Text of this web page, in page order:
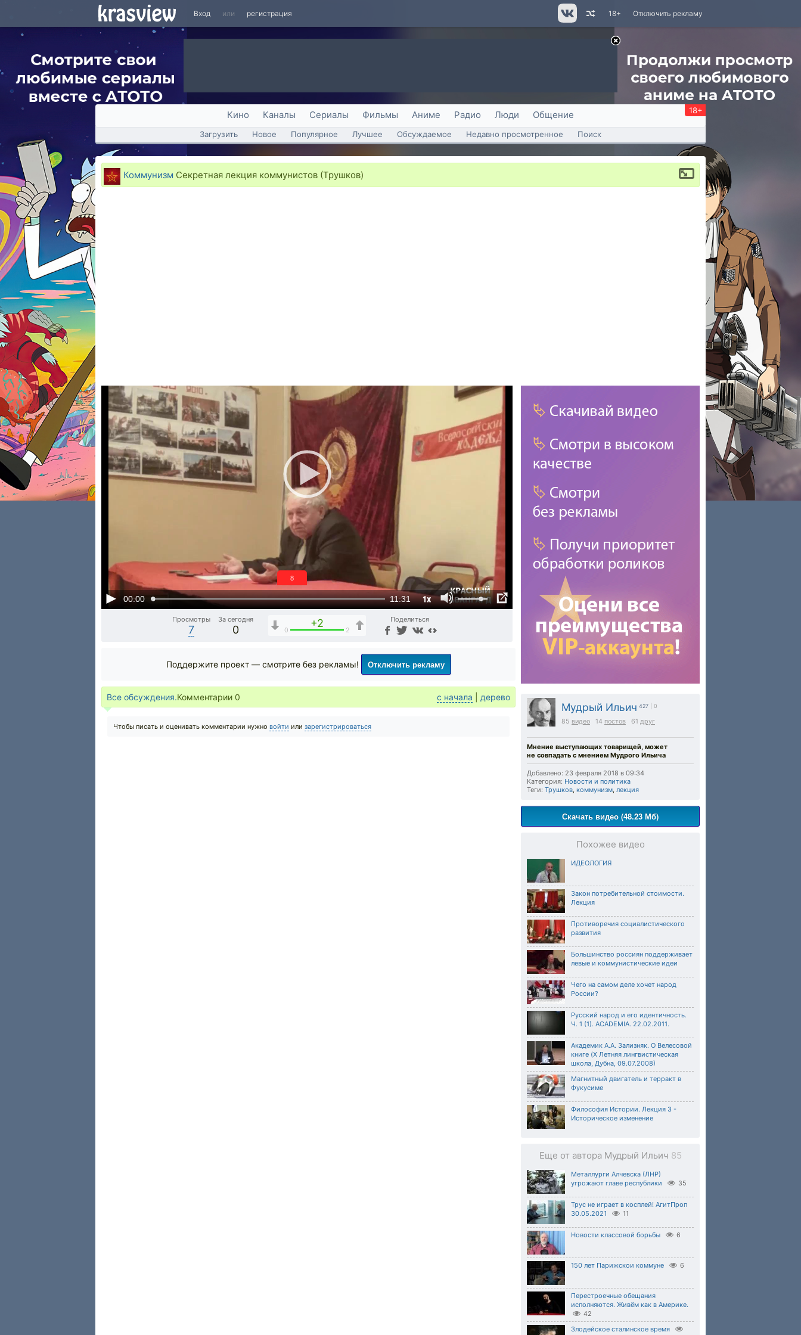
Вход или регистрация Отключить рекламу
18+
Кино Каналы Сериалы Фильмы Аниме Радио Люди Общение 18+
Загрузить Новое Популярное Лучшее Обсуждаемое Недавно просмотренное Поиск
Коммунизм Секретная лекция коммунистов (Трушков)
00:00 11:31 1x
7
Просмотры
7
За сегодня
0
+2
0 2
Поделиться
Мудрый Ильич 427 | 0
85 видео 14 постов 61 друг
Мнение выступающих товарищей, может
не совпадать с мнением Мудрого Ильича
Добавлено: 23 февраля 2018 в 09:34
Категория: Новости и политика
Теги: Трушков, коммунизм, лекция
Скачать видео (48.23 Мб)
Похожее видео
ИДЕОЛОГИЯ
Закон потребительной стоимости.
Лекция
Противоречия социалистического
развития
Большинство россиян поддерживает
левые и коммунистические идеи
Чего на самом деле хочет народ
России?
Русский народ и его идентичность.
Ч. 1 (1). ACADEMIA. 22.02.2011.
Академик А.А. Зализняк. О Велесовой
книге (X Летняя лингвистическая
школа, Дубна, 09.07.2008)
Магнитный двигатель и терракт в
Фукусиме
Философия Истории. Лекция 3 -
Историческое изменение
Еще от автора Мудрый Ильич 85
Металлурги Алчевска (ЛНР)
угрожают главе республики
35
Трус не играет в косплей! АгитПроп
30.05.2021
11
Новости классовой борьбы 6
150 лет Парижскои коммуне 6
Перестроечные обещания
исполняются. Живём как в Америке.
42
Злодейское сталинское время
Поддержите проект — смотрите без рекламы! Отключить рекламу
Все обсуждения.Комментарии 0 с начала дерево
Чтобы писать и оценивать комментарии нужно войти или зарегистрироваться